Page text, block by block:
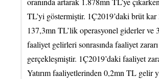
TL’yi göstermiştir. 1Ç2019’daki brüt
137,3mn TL’lik operasyonel giderler ve
faaliyet gelirleri sonrasında faaliyet
gerçekleşmiştir. 1Ç2019’daki faaliyet
Yatırım faaliyetlerinden 0,2mn TL gelir